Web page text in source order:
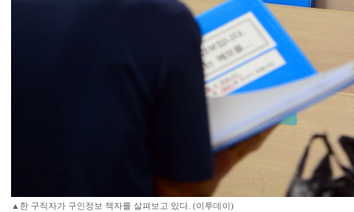
▲한 구직자가 구인정보 책자를 살펴보고 있다. (이투데이)